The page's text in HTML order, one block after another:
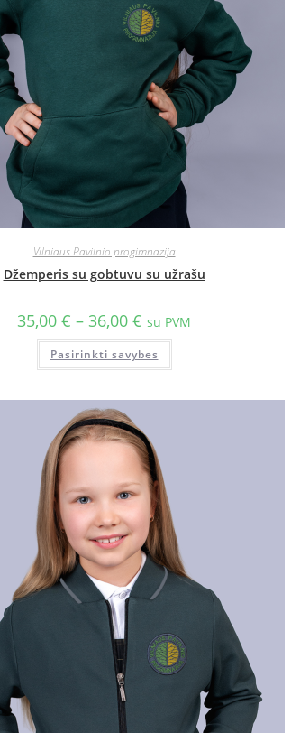
Vilniaus Pavilnio progimnazija
Džemperis su gobtuvu su užrašu
35,00€ – 36,00€ su PVM
Pasirinkti savybes